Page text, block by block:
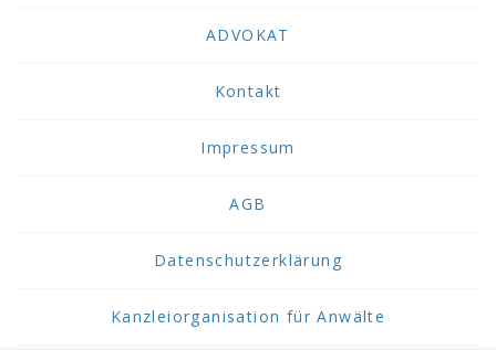
ADVOKAT
Kontakt
Impressum
AGB
Datenschutzerklärung
Kanzleiorganisation für Anwälte